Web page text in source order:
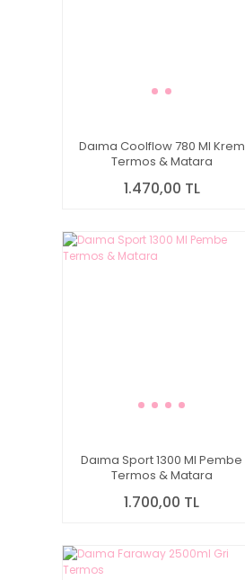
Daıma Coolflow 780 Ml Krem
Termos & Matara
1.470,00 TL
Daıma Sport 1300 Ml Pembe
Termos & Matara
1.700,00 TL